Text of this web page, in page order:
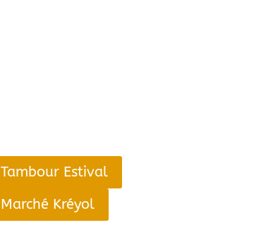
Tambour Estival
Marché Kréyol